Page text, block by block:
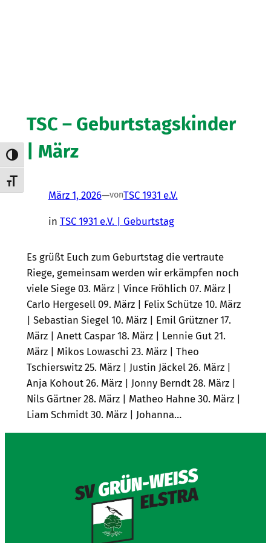
Umschalten auf hohe Kontraste
Schrift vergrößern
TSC – Geburtstagskinder
| März
März 1, 2026—vonTSC 1931 e.V.
in TSC 1931 e.V. | Geburtstag
Es grüßt Euch zum Geburtstag die vertraute
Riege, gemeinsam werden wir erkämpfen noch
viele Siege 03. März | Vince Fröhlich 07. März |
Carlo Hergesell 09. März | Felix Schütze 10. März
| Sebastian Siegel 10. März | Emil Grützner 17.
März | Anett Caspar 18. März | Lennie Gut 21.
März | Mikos Lowaschi 23. März | Theo
Tschierswitz 25. März | Justin Jäckel 26. März |
Anja Kohout 26. März | Jonny Berndt 28. März |
Nils Gärtner 28. März | Matheo Hahne 30. März |
Liam Schmidt 30. März | Johanna…